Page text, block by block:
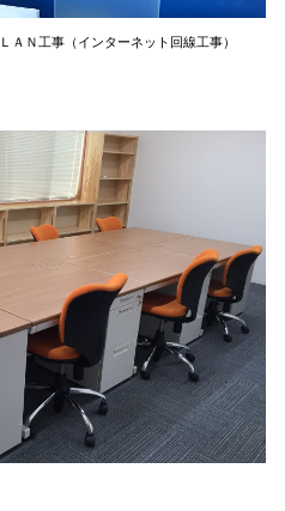
ＬＡＮ工事（インターネット回線工事）